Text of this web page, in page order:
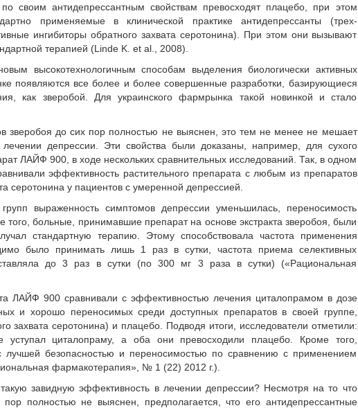
своим антидепрессантным свойствам превосходят плацебо, при этом
применяемые в клинической практике антидепрессанты (трех-
ингибиторы обратного захвата серотонина). При этом они вызывают
терапией (Linde K. et al., 2008).
высокотехнологичным способам выделения биологически активных
появляются все более и более совершенные разработки, базирующиеся
как зверобой. Для украинского фармрынка такой новинкой и стало
зверобоя до сих пор полностью не выяснен, это тем не менее не мешает
депрессии. Эти свойства были доказаны, например, для сухого
ЛАЙФ 900, в ходе нескольких сравнительных исследований. Так, в одном
эффективность растительного препарата с любым из препаратов
серотонина у пациентов с умеренной депрессией.
выраженность симптомов депрессии уменьшилась, переносимость
больные, принимавшие препарат на основе экстракта зверобоя, были
стандартную терапию. Этому способствовала частота применения
было принимать лишь 1 раз в сутки, частота приема селективных
до 3 раз в сутки (по 300 мг 3 раза в сутки) («Рациональная
ЛАЙФ 900 сравнивали с эффективностью лечения циталопрамом в дозе
и хорошо переносимых среди доступных препаратов в своей группе,
захвата серотонина) и плацебо. Подводя итоги, исследователи отметили:
уступал циталопраму, а оба они превосходили плацебо. Кроме того,
лучшей безопасностью и переносимостью по сравнению с применением
фармакотерапия», № 1 (22) 2012 г.).
завид­ную эффективность в лечении депрессии? Несмотря на то что
полностью не выяснен, предполагается, что его антидепрессантные